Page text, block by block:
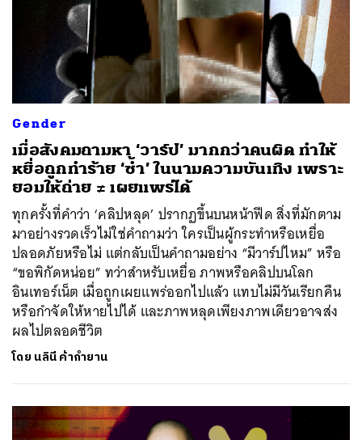
Gender
เมื่อสังคมถามหา ‘วาร์ป’ มากกว่าคนผิด ทำให้
หยื่อถูกทำร้าย ‘ซ้ำ’ ในนามความบันเทิง เพราะ
ยอมให้ถ่าย ≠ เผยแพร่ได้
ทุกครั้งที่คำว่า ‘คลิปหลุด’ ปรากฏขึ้นบนหน้าฟีด สิ่งที่มักตาม
มาอย่างรวดเร็วไม่ใช่คำถามว่า ใครเป็นผู้กระทำหรือเหยื่อ
ปลอดภัยหรือไม่ แต่กลับเป็นคำถามอย่าง “มีวาร์ปไหม” หรือ
“ขอพิกัดหน่อย” ทว่าสำหรับเหยื่อ ภาพหรือคลิปบนโลก
อินเทอร์เน็ต เมื่อถูกเผยแพร่ออกไปแล้ว แทบไม่มีวันเรียกคืน
หรือกำจัดให้หายไปได้ และภาพหลุดเพียงภาพเดียวอาจส่ง
ผลไปตลอดชีวิต
โดย นลินี ค้ากำยาน